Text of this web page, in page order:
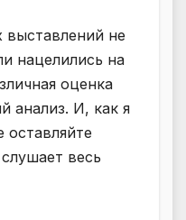
не
нацелились на
оценка
анализ. И, как я
оставляйте
весь